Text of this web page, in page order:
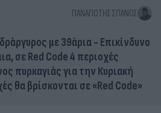
ΠΑΝΑΓΙΏΤΗΣ ΣΠΑΝΌΣ
με 39άρια - Επικίνδυνο
σε Red Code 4 περιοχές
πυρκαγιάς για την Κυριακή
θα βρίσκονται σε «Red Code»